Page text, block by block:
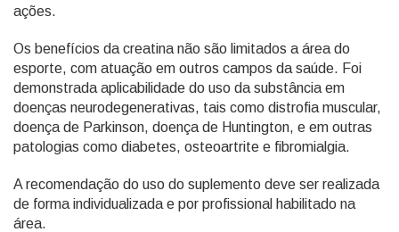
ações.
Os benefícios da creatina não são limitados a área do
esporte, com atuação em outros campos da saúde. Foi
demonstrada aplicabilidade do uso da substância em
doenças neurodegenerativas, tais como distrofia muscular,
doença de Parkinson, doença de Huntington, e em outras
patologias como diabetes, osteoartrite e fibromialgia.
A recomendação do uso do suplemento deve ser realizada
de forma individualizada e por profissional habilitado na
área.